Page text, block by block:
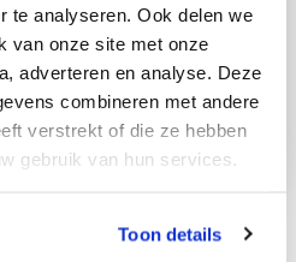
te analyseren. Ook delen we
van onze site met onze
adverteren en analyse. Deze
combineren met andere
verstrekt of die ze hebben
gebruik van hun services.
Toon details